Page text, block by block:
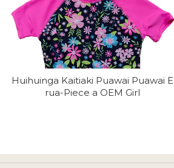
Huihuinga Kaitiaki Puawai Puawai E
rua-Piece a OEM Girl